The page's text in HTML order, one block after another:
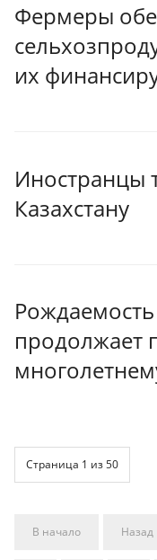
Фермеры
их
Иностранцы
Казахстану
продолжает
Страница 1 из 50
В начало Назад